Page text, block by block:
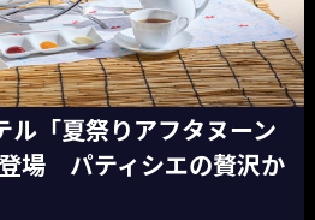
ル「夏祭りアフタヌーン
場 パティシエの贅沢か